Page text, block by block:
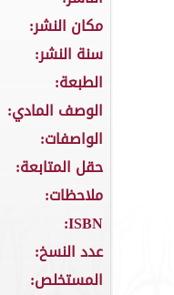
مكان النشر:
سنة النشر:
الطبعة:
الوصف المادي:
الواصفات:
حقل المتابعة:
ملاحظات:
ISBN:
عدد النسخ:
المستخلص: